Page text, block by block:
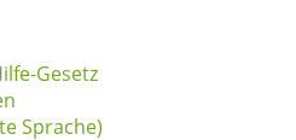
Gesetz
Sprache)